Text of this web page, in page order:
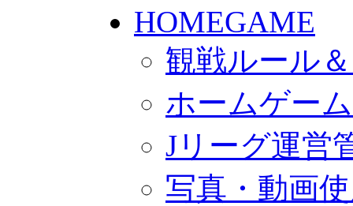
HOMEGAME
観戦ルール
ホームゲー
Jリーグ運営
写真・動画